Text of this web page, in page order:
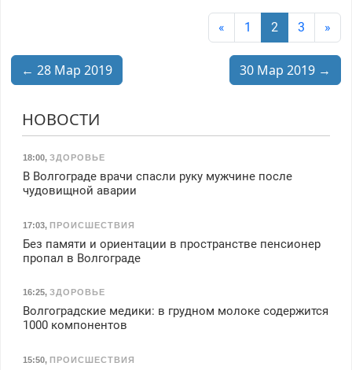
« 1 2 3 »
← 28 Мар 2019 30 Мар 2019 →
НОВОСТИ
18:00, ЗДОРОВЬЕ
В Волгограде врачи спасли руку мужчине после
чудовищной аварии
17:03, ПРОИСШЕСТВИЯ
Без памяти и ориентации в пространстве пенсионер
пропал в Волгограде
16:25, ЗДОРОВЬЕ
Волгоградские медики: в грудном молоке содержится
1000 компонентов
15:50, ПРОИСШЕСТВИЯ